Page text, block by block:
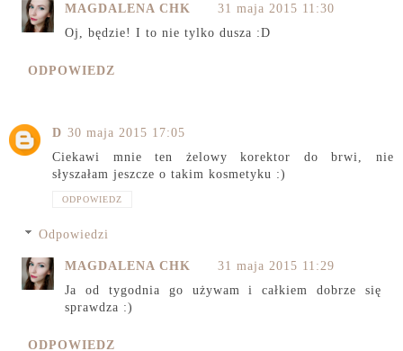
MAGDALENA CHK
31 maja 2015 11:30
Oj, będzie! I to nie tylko dusza :D
ODPOWIEDZ
D 30 maja 2015 17:05
Ciekawi mnie ten żelowy korektor do brwi, nie
słyszałam jeszcze o takim kosmetyku :)
ODPOWIEDZ
Odpowiedzi
MAGDALENA CHK
31 maja 2015 11:29
Ja od tygodnia go używam i całkiem dobrze się
sprawdza :)
ODPOWIEDZ